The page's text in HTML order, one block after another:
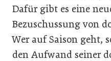
Dafür gibt es eine
Bezuschussung von
Wer auf Saison geht,
den Aufwand seiner